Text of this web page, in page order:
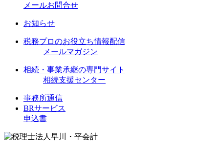
メールお問合せ
お知らせ
税務プロのお役立ち情報配信
メールマガジン
相続・事業承継の専門サイト
相続支援センター
事務所通信
BRサービス
申込書